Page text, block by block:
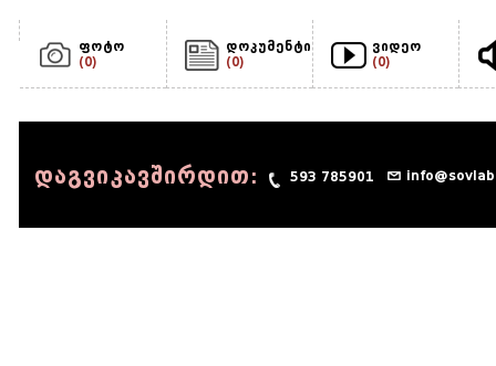
ფოტო
(0)
დოკუმენტი
(0)
ვიდეო
(0)
დაგვიკავშირდით: 593 785901